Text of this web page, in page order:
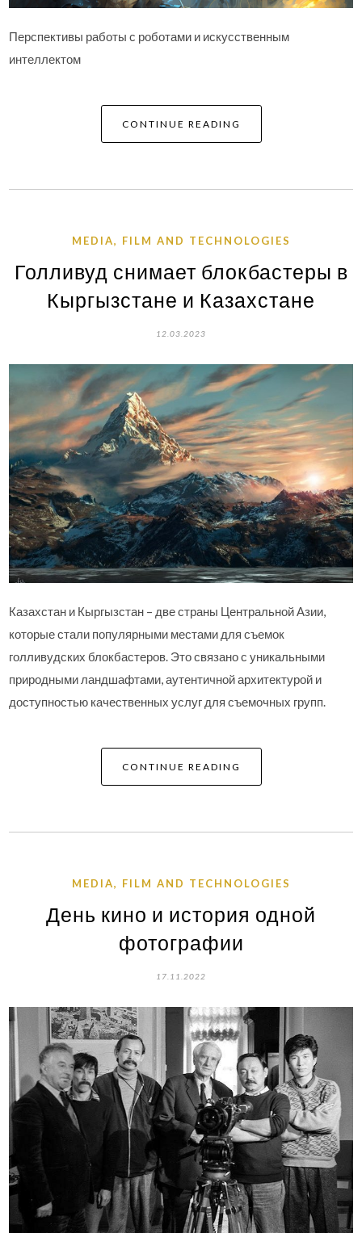
Перспективы работы с роботами и искусственным
интеллектом
CONTINUE READING
MEDIA, FILM AND TECHNOLOGIES
Голливуд снимает блокбастеры в
Кыргызстане и Казахстане
12.03.2023
Казахстан и Кыргызстан – две страны Центральной Азии,
которые стали популярными местами для съемок
голливудских блокбастеров. Это связано с уникальными
природными ландшафтами, аутентичной архитектурой и
доступностью качественных услуг для съемочных групп.
CONTINUE READING
MEDIA, FILM AND TECHNOLOGIES
День кино и история одной
фотографии
17.11.2022